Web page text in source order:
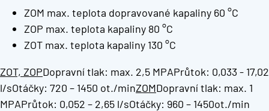
ZOM max. teplota dopravované kapaliny 60 °C
ZOP max. teplota kapaliny 80 °C
ZOT max. teplota kapaliny 130 °C
ZOT, ZOPDopravní tlak: max. 2,5 MPAPrůtok: 0,033 - 17,02
l/sOtáčky: 720 – 1450 ot./minZOMDopravní tlak: max. 1
MPAPrůtok: 0,052 – 2,65 l/sOtáčky: 960 – 1450ot./min